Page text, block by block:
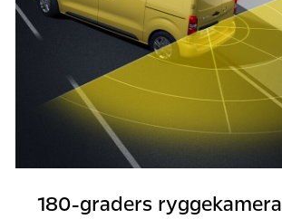
180-graders ryggekamera